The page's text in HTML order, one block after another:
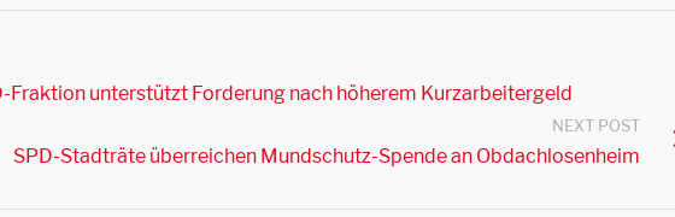
Fraktion unterstützt Forderung nach höherem Kurzarbeitergeld
NEXT POST
SPD-Stadträte überreichen Mundschutz-Spende an Obdachlosenheim